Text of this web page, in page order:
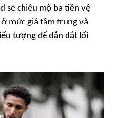
sẽ chiêu mộ ba tiền vệ
mức giá tầm trung và
tượng để dẫn dắt lối